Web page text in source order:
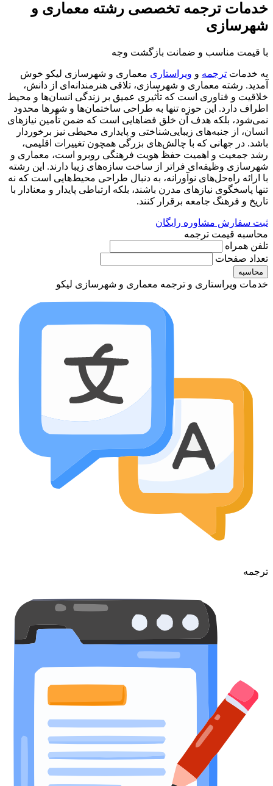
خدمات ترجمه تخصصی رشته معماری و
شهرسازی
با قیمت مناسب و ضمانت بازگشت وجه
به خدمات ترجمه و ویراستاری معماری و شهرسازی لیکو خوش
آمدید. رشته معماری و شهرسازی، تلاقی هنرمندانه‌ای از دانش،
خلاقیت و فناوری است که تأثیری عمیق بر زندگی انسان‌ها و محیط
اطراف دارد. این حوزه تنها به طراحی ساختمان‌ها و شهرها محدود
نمی‌شود، بلکه هدف آن خلق فضاهایی است که ضمن تأمین نیازهای
انسان، از جنبه‌های زیبایی‌شناختی و پایداری محیطی نیز برخوردار
باشد. در جهانی که با چالش‌های بزرگی همچون تغییرات اقلیمی،
رشد جمعیت و اهمیت حفظ هویت فرهنگی روبرو است، معماری و
شهرسازی وظیفه‌ای فراتر از ساخت سازه‌های زیبا دارند. این رشته
با ارائه راه‌حل‌های نوآورانه، به دنبال طراحی محیط‌هایی است که نه
تنها پاسخگوی نیازهای مدرن باشند، بلکه ارتباطی پایدار و معنادار با
تاریخ و فرهنگ جامعه برقرار کنند.
ثبت سفارش مشاوره رایگان
محاسبه‌ قیمت ترجمه
تلفن همراه
تعداد صفحات
محاسبه
خدمات ویراستاری و ترجمه معماری و شهرسازی لیکو
ترجمه